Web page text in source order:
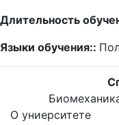
Длительность
Языки обучения::
О униерситете